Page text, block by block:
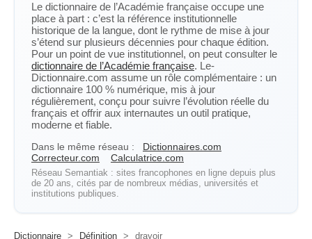
Le dictionnaire de l’Académie française occupe une
place à part : c’est la référence institutionnelle
historique de la langue, dont le rythme de mise à jour
s’étend sur plusieurs décennies pour chaque édition.
Pour un point de vue institutionnel, on peut consulter le
dictionnaire de l’Académie française. Le-
Dictionnaire.com assume un rôle complémentaire : un
dictionnaire 100 % numérique, mis à jour
régulièrement, conçu pour suivre l’évolution réelle du
français et offrir aux internautes un outil pratique,
moderne et fiable.
Dans le même réseau :
Dictionnaires.com
Correcteur.com
Calculatrice.com
Réseau Semantiak : sites francophones en ligne depuis plus
de 20 ans, cités par de nombreux médias, universités et
institutions publiques.
Dictionnaire > Définition > drayoir